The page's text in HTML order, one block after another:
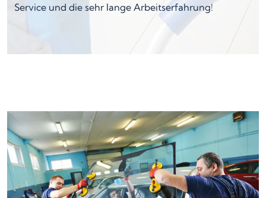
Service und die sehr lange Arbeitserfahrung!